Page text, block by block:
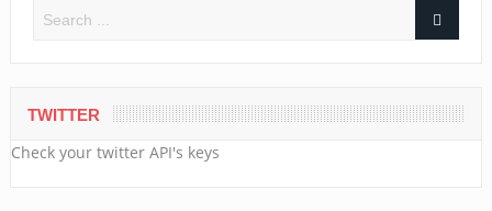
TWITTER
Check your twitter API's keys